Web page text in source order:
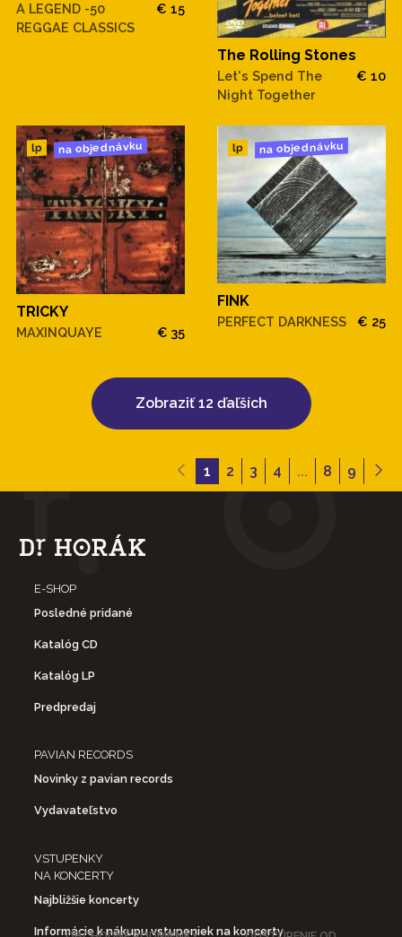
A LEGEND -50
REGGAE CLASSICS
€ 15
The Rolling Stones
Let's Spend The
Night Together
€ 10
lp na objednávku
TRICKY
MAXINQUAYE € 35
lp na objednávku
FINK
PERFECT DARKNESS € 25
Zobraziť 12 ďaľších
1 2 3 4 ... 8 9
E-SHOP
Posledné pridané
Katalóg CD
Katalóg LP
Predpredaj
PAVIAN RECORDS
Novinky z pavian records
Vydavateľstvo
VSTUPENKY
NA KONCERTY
Najbližšie koncerty
Informácie k nákupu vstupeniek na koncerty